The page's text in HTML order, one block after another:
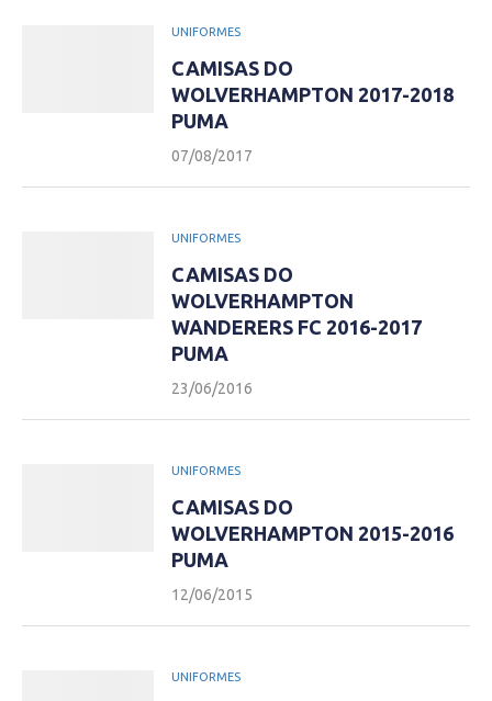
UNIFORMES
CAMISAS DO
WOLVERHAMPTON 2017-2018
PUMA
07/08/2017
UNIFORMES
CAMISAS DO
WOLVERHAMPTON
WANDERERS FC 2016-2017
PUMA
23/06/2016
UNIFORMES
CAMISAS DO
WOLVERHAMPTON 2015-2016
PUMA
12/06/2015
UNIFORMES